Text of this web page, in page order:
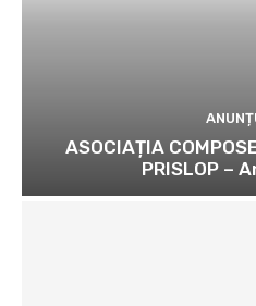
ASOCIAȚIA
PRISLOP –